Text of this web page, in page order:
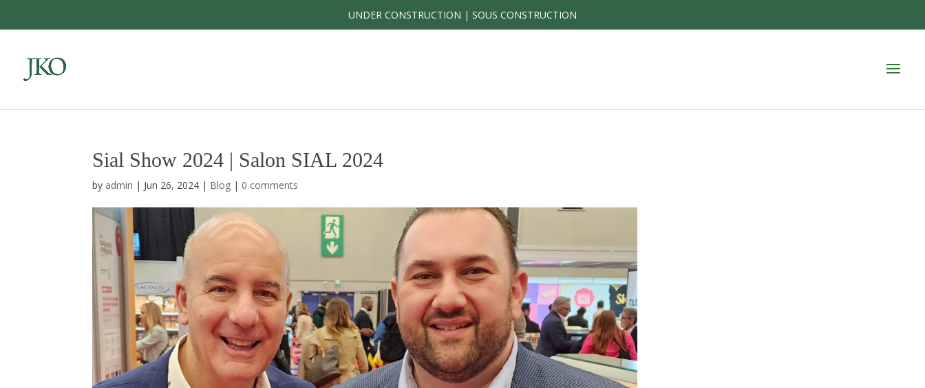
content
UNDER CONSTRUCTION | SOUS CONSTRUCTION
Sial Show 2024 | Salon SIAL 2024
by admin | Jun 26, 2024 | Blog | 0 comments